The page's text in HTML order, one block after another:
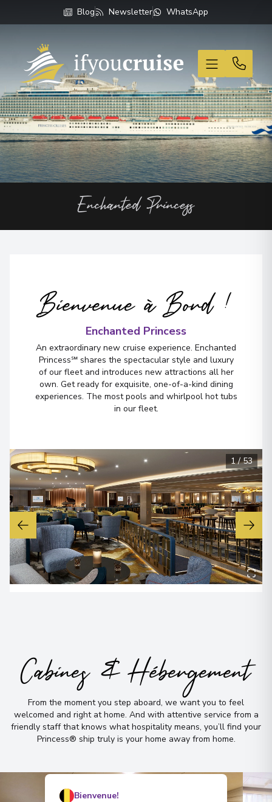
Blog Newsletter WhatsApp
If You Cruise
Enchanted Princess
Bienvenue à Bord !
Enchanted Princess
An extraordinary new cruise experience. Enchanted
Princess℠ shares the spectacular style and luxury
of our fleet and introduces new attractions all her
own. Get ready for exquisite, one-of-a-kind dining
experiences. The most pools and whirlpool hot tubs
in our fleet.
1/53
Cabines & Hébergement
From the moment you step aboard, we want you to feel
welcomed and right at home. And with attentive service from a
friendly staff that knows what hospitality means, you’ll find your
Princess® ship truly is your home away from home.
Bienvenue!